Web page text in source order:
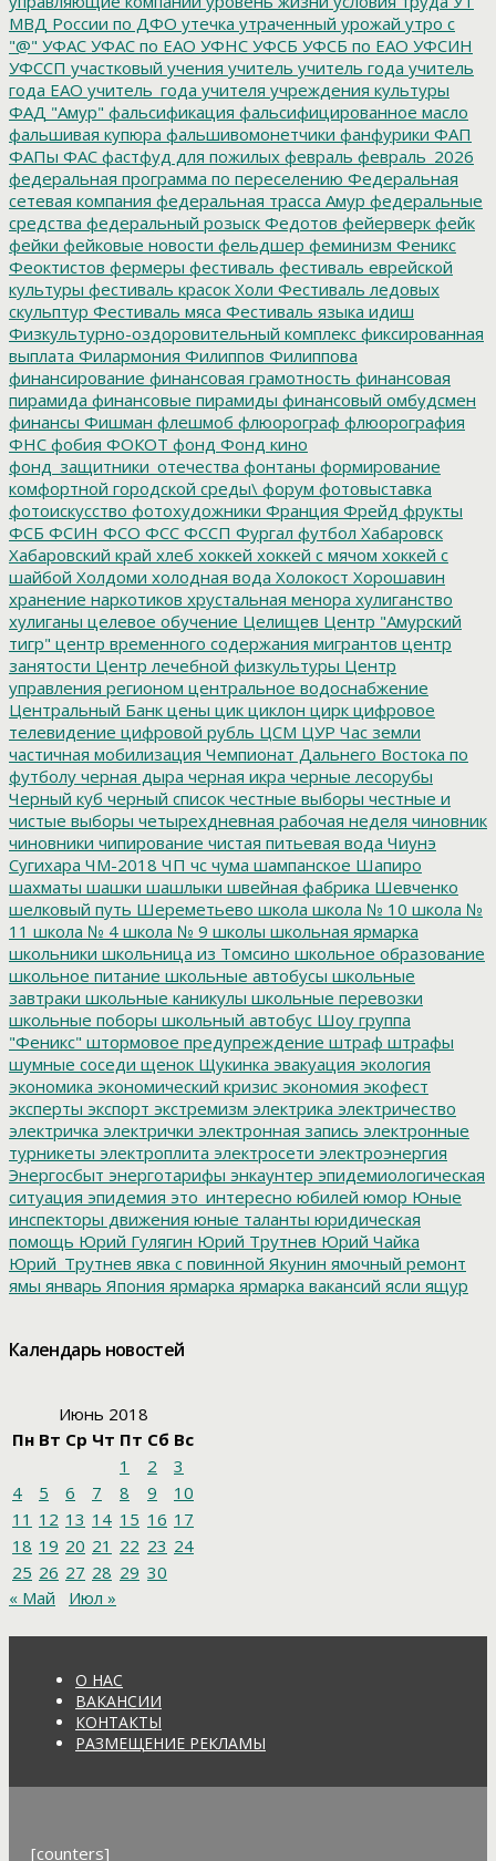
МВД России по ДФО утечка утраченный урожай утро с
"@" УФАС УФАС по ЕАО УФНС УФСБ УФСБ по ЕАО УФСИН
УФССП участковый учения учитель учитель года учитель
года ЕАО учитель_года учителя учреждения культуры
ФАД "Амур" фальсификация фальсифицированное масло
фальшивая купюра фальшивомонетчики фанфурики ФАП
ФАПы ФАС фастфуд для пожилых февраль февраль_2026
федеральная программа по переселению Федеральная
сетевая компания федеральная трасса Амур федеральные
средства федеральный розыск Федотов фейерверк фейк
фейки фейковые новости фельдшер феминизм Феникс
Феоктистов фермеры фестиваль фестиваль еврейской
культуры фестиваль красок Холи Фестиваль ледовых
скульптур Фестиваль мяса Фестиваль языка идиш
Физкультурно-оздоровительный комплекс фиксированная
выплата Филармония Филиппов Филиппова
финансирование финансовая грамотность финансовая
пирамида финансовые пирамиды финансовый омбудсмен
финансы Фишман флешмоб флюорограф флюорография
ФНС фобия ФОКОТ фонд Фонд кино
фонд_защитники_отечества фонтаны формирование
комфортной городской среды\ форум фотовыставка
фотоискусство фотохудожники Франция Фрейд фрукты
ФСБ ФСИН ФСО ФСС ФССП Фургал футбол Хабаровск
Хабаровский край хлеб хоккей хоккей с мячом хоккей с
шайбой Холдоми холодная вода Холокост Хорошавин
хранение наркотиков хрустальная менора хулиганство
хулиганы целевое обучение Целищев Центр "Амурский
тигр" центр временного содержания мигрантов центр
занятости Центр лечебной физкультуры Центр
управления регионом центральное водоснабжение
Центральный Банк цены цик циклон цирк цифровое
телевидение цифровой рубль ЦСМ ЦУР Час земли
частичная мобилизация Чемпионат Дальнего Востока по
футболу черная дыра черная икра черные лесорубы
Черный куб черный список честные выборы честные и
чистые выборы четырехдневная рабочая неделя чиновник
чиновники чипирование чистая питьевая вода Чиунэ
Сугихара ЧМ-2018 ЧП чс чума шампанское Шапиро
шахматы шашки шашлыки швейная фабрика Шевченко
шелковый путь Шереметьево школа школа № 10 школа №
11 школа № 4 школа № 9 школы школьная ярмарка
школьники школьница из Томсино школьное образование
школьное питание школьные автобусы школьные
завтраки школьные каникулы школьные перевозки
школьные поборы школьный автобус Шоу группа
"Феникс" штормовое предупреждение штраф штрафы
шумные соседи щенок Щукинка эвакуация экология
экономика экономический кризис экономия экофест
эксперты экспорт экстремизм электрика электричество
электричка электрички электронная запись электронные
турникеты электроплита электросети электроэнергия
Энергосбыт энерготарифы энкаунтер эпидемиологическая
ситуация эпидемия это_интересно юбилей юмор Юные
инспекторы движения юные таланты юридическая
помощь Юрий Гулягин Юрий Трутнев Юрий Чайка
Юрий_Трутнев явка с повинной Якунин ямочный ремонт
ямы январь Япония ярмарка ярмарка вакансий ясли ящур
Календарь новостей
Июнь 2018
Пн Вт Ср Чт Пт Сб Вс
1
2
3
4
5 6 7 8 9
10
11 12 13 14 15 16 17
18 19 20 21 22 23 24
25 26 27 28 29 30
« Май
Июл »
О НАС
ВАКАНСИИ
КОНТАКТЫ
РАЗМЕЩЕНИЕ РЕКЛАМЫ
[counters]